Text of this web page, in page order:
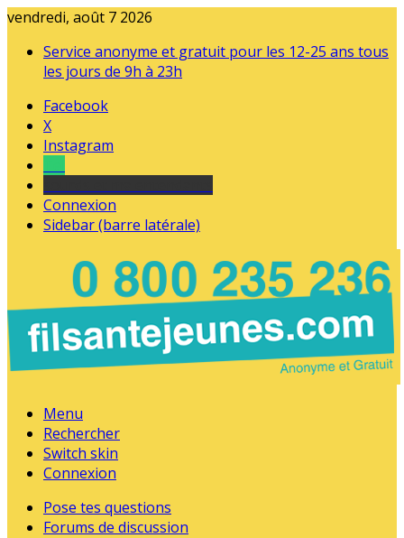
vendredi, août 7 2026
Service anonyme et gratuit pour les 12-25 ans tous
les jours de 9h à 23h
Facebook
X
Instagram
Connexion
Sidebar (barre latérale)
Menu
Rechercher
Switch skin
Connexion
Pose tes questions
Forums de discussion